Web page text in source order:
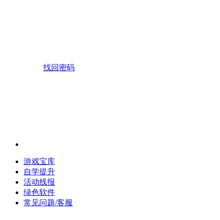
找回密码
游戏宝库
自学提升
活动线报
绿色软件
常见问题/客服